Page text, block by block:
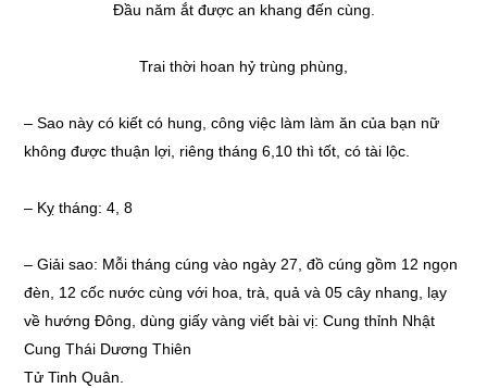
Đầu năm ắt được an khang đến cùng.
Trai thời hoan hỷ trùng phùng,
– Sao này có kiết có hung, công việc làm làm ăn của bạn nữ
không được thuận lợi, riêng tháng 6,10 thì tốt, có tài lộc.
– Kỵ tháng: 4, 8
– Giải sao: Mỗi tháng cúng vào ngày 27, đồ cúng gồm 12 ngọn
đèn, 12 cốc nước cùng với hoa, trà, quả và 05 cây nhang, lạy
về hướng Đông, dùng giấy vàng viết bài vị: Cung thỉnh Nhật
Cung Thái Dương Thiên
Tử Tinh Quân.